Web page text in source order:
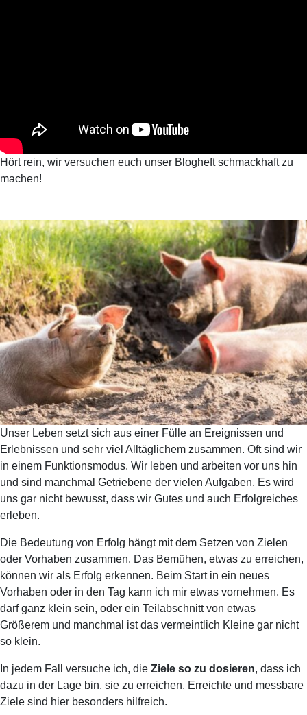
Hört rein, wir versuchen euch unser Blogheft schmackhaft zu
machen!
Unser Leben setzt sich aus einer Fülle an Ereignissen und
Erlebnissen und sehr viel Alltäglichem zusammen. Oft sind wir
in einem Funktionsmodus. Wir leben und arbeiten vor uns hin
und sind manchmal Getriebene der vielen Aufgaben. Es wird
uns gar nicht bewusst, dass wir Gutes und auch Erfolgreiches
erleben.
Die Bedeutung von Erfolg hängt mit dem Setzen von Zielen
oder Vorhaben zusammen. Das Bemühen, etwas zu erreichen,
können wir als Erfolg erkennen. Beim Start in ein neues
Vorhaben oder in den Tag kann ich mir etwas vornehmen. Es
darf ganz klein sein, oder ein Teilabschnitt von etwas
Größerem und manchmal ist das vermeintlich Kleine gar nicht
so klein.
In jedem Fall versuche ich, die Ziele so zu dosieren, dass ich
dazu in der Lage bin, sie zu erreichen. Erreichte und messbare
Ziele sind hier besonders hilfreich.